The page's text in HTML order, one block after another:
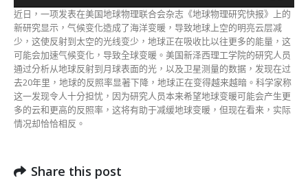
反
照
率
下
降
加
剧
全
球
近日，一项发表在美国地球物理联合会杂志《地球物理研究快报》上的
新研究显示，气候变化造成了海洋变暖，导致地球上空的明亮云层减
少，这使反射到太空的光线变少，地球正在吸收比以往更多的能量，这
可能会加速气候变化，导致全球变暖。美国新泽西理工学院的研究人员
通过分析从地球反射到月球表面的光，以及卫星测量的数据，发现在过
去20年里，地球的反照率显著下降，地球正在变得越来越暗。科学家称
这一发现令人十分担忧，因为研究人员本来希望地球变暖可能会产生更
多的云和更高的反照率，这将有助于减缓地球变暖，但现在看来，实际
情况却恰恰相反。
Share this post